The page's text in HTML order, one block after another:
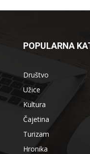
POPULARNA
Društvo
Užice
Kultura
Čajetina
Turizam
Hronika